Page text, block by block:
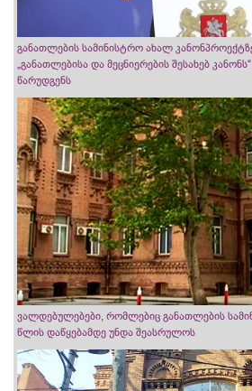
განათლების სამინისტრო ახალ
„განათლებისა და მეცნიერების შესახებ
წარუდგენს
ვალდებულებები, რომლებიც განათლების
წლის დაწყებამდე უნდა შეასრულოს